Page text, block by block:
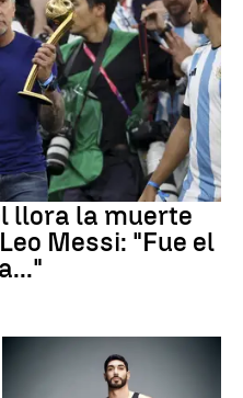
llora la muerte
Messi: "Fue el